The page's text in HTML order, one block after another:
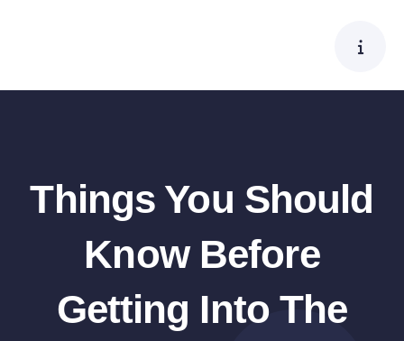
Things You Should
Know Before
Getting Into The